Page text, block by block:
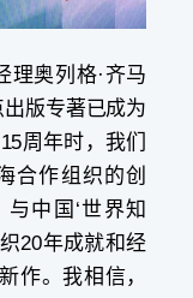
理奥列格·齐马
版专著已成为
周年时，我们
合作组织的创
中国‘世界知
20年成就和经
作。我相信，